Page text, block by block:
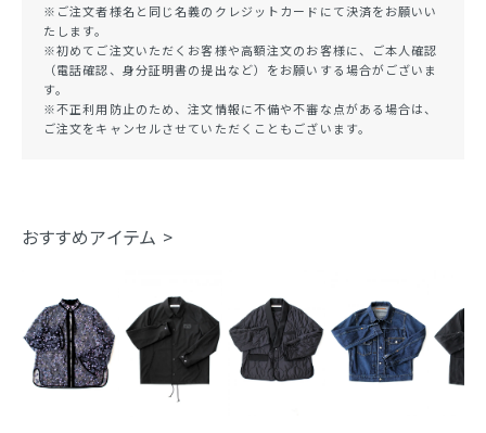
※ご注文者様名と同じ名義のクレジットカードにて決済をお願いい
たします。
※初めてご注文いただくお客様や高額注文のお客様に、ご本人確認
（電話確認、身分証明書の提出など）をお願いする場合がございま
す。
※不正利用防止のため、注文情報に不備や不審な点がある場合は、
ご注文をキャンセルさせていただくこともございます。
おすすめアイテム >